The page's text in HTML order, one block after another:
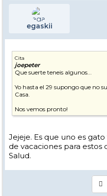
egaskii
Cita
joepeter
Que suerte teneis algunos...
Yo hasta el 29 supongo que no
Casa.
Nos vemos pronto!
Jejeje. Es que uno es
de vacaciones para estos
Salud.